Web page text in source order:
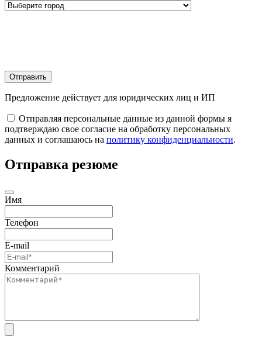
Отправить
Предложение действует для юридических лиц и ИП
Отправляя персональные данные из данной формы я
подтверждаю свое согласие на обработку персональных
данных и соглашаюсь на политику конфиденциальности.
Отправка резюме
Имя
Телефон
E-mail
Комментарий